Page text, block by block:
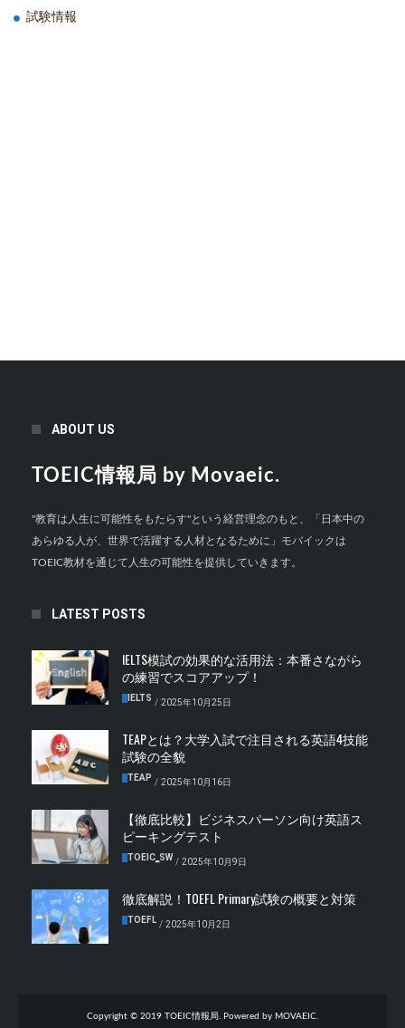
試験情報
ABOUT US
TOEIC情報局 by Movaeic.
"教育は人生に可能性をもたらす"という経営理念のもと、「日本中の
あらゆる人が、世界で活躍する人材となるために」モバイックは
TOEIC教材を通じて人生の可能性を提供していきます。
LATEST POSTS
IELTS模試の効果的な活用法：本番さながら
の練習でスコアアップ！
IELTS / 2025年10月25日
TEAPとは？大学入試で注目される英語4技能
試験の全貌
TEAP / 2025年10月16日
【徹底比較】ビジネスパーソン向け英語ス
ピーキングテスト
TOEIC‗SW / 2025年10月9日
徹底解説！TOEFL Primary試験の概要と対策
TOEFL / 2025年10月2日
Copyright © 2019 TOEIC情報局. Powered by MOVAEIC.